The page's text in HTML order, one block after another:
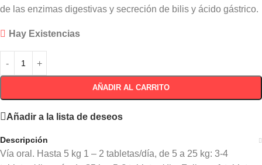
de las enzimas digestivas y secreción de bilis y ácido gástrico.
Hay Existencias
AÑADIR AL CARRITO
Añadir a la lista de deseos
Descripción
Vía oral. Hasta 5 kg 1 – 2 tabletas/día, de 5 a 25 kg: 3-4